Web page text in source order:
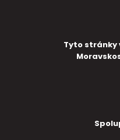
Tyto stránky